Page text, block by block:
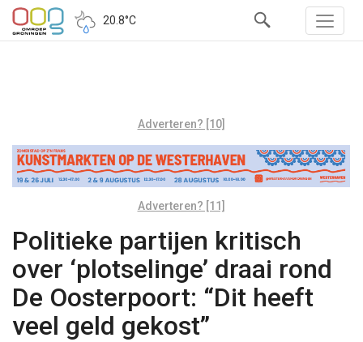
20.8°C
Adverteren? [10]
Adverteren? [11]
Politieke partijen kritisch
over ‘plotselinge’ draai rond
De Oosterpoort: “Dit heeft
veel geld gekost”